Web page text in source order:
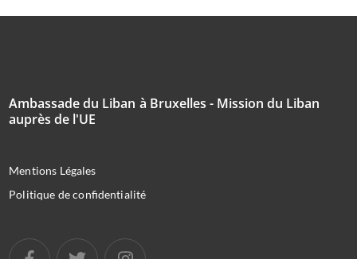
Ambassade du Liban à Bruxelles - Mission du Liban
auprès de l'UE
Mentions Légales
Politique de confidentialité